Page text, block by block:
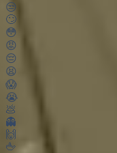
😒
🙄
😳
😡
😔
😫
😱
😭
💩
👻
🙌
🖕